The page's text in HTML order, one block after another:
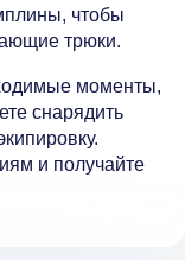
чтобы
трюки.
моменты,
снарядить
и получайте